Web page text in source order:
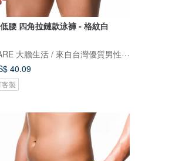
腰 四角拉鏈款泳褲 - 格紋白
DARE 大膽生活 / 來自台灣優質男性內著
40.09
製